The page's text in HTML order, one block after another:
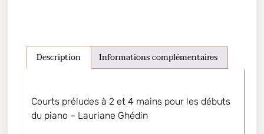
Description Informations complémentaires
Courts préludes à 2 et 4 mains pour les débuts
du piano – Lauriane Ghédin